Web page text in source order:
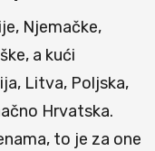
Njemačke,
a kući
Litva, Poljska,
Hrvatska.
to je za one